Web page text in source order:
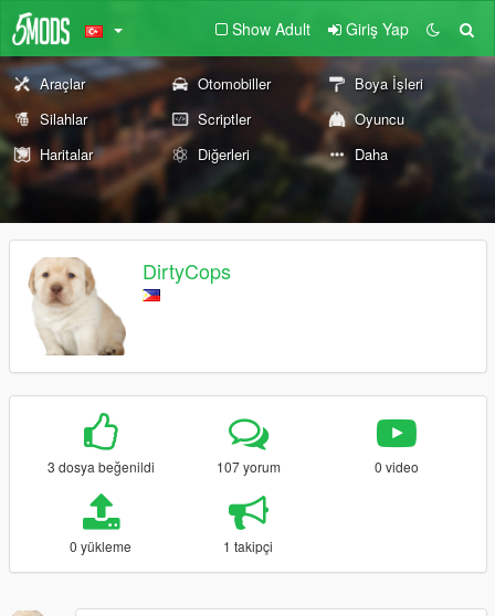
Show Adult Giriş Yap
Araçlar Otomobiller
Boya İşleri
Silahlar
Scriptler
Oyuncu
Haritalar
Diğerleri Daha
DirtyCops
3 dosya beğenildi 107 yorum 0 video
0 yükleme 1 takipçi